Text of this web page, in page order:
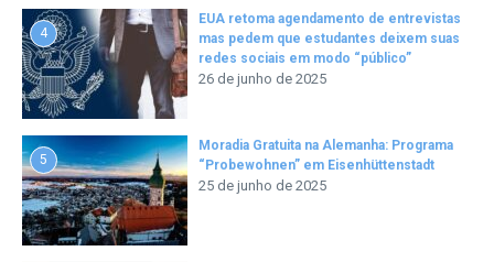
4
EUA retoma agendamento de entrevistas
mas pedem que estudantes deixem suas
redes sociais em modo “público”
26 de junho de 2025
5
Moradia Gratuita na Alemanha: Programa
“Probewohnen” em Eisenhüttenstadt
25 de junho de 2025